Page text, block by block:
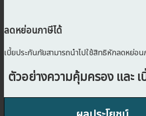
ลดหย่อนภาษีได้
เบี้ยประกันภัยสามารถนำไปใช้สิทธิหักลดหย่อน
ตัวอย่างความคุ้มครอง และ